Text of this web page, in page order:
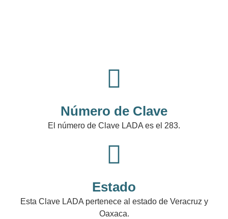
Número de Clave
El número de Clave LADA es el 283.
Estado
Esta Clave LADA pertenece al estado de Veracruz y
Oaxaca.